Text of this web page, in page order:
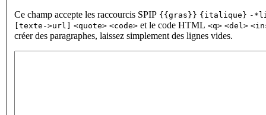
Ce champ accepte les raccourcis SPIP {{gras}} {italique} -
[texte->url] <quote> <code> et le code HTML <q> <del>
créer des paragraphes, laissez simplement des lignes vides.